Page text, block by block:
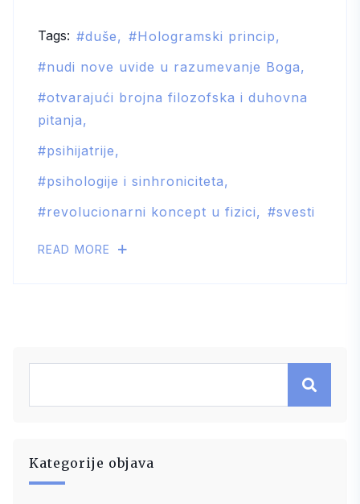
Tags: duše
Hologramski princip
nudi nove uvide u razumevanje Boga
otvarajući brojna filozofska i duhovna
pitanja
psihijatrije
psihologije i sinhroniciteta
revolucionarni koncept u fizici
svesti
READ MORE
Kategorije objava